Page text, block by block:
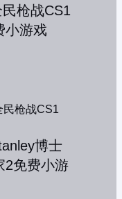
民枪战CS1